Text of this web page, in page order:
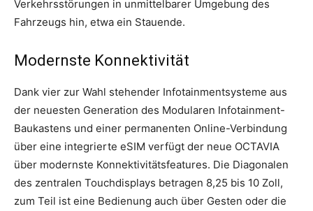
Verkehrsstörungen in unmittelbarer Umgebung des
Fahrzeugs hin, etwa ein Stauende.
Modernste Konnektivität
Dank vier zur Wahl stehender Infotainmentsysteme aus
der neuesten Generation des Modularen Infotainment-
Baukastens und einer permanenten Online-Verbindung
über eine integrierte eSIM verfügt der neue OCTAVIA
über modernste Konnektivitätsfeatures. Die Diagonalen
des zentralen Touchdisplays betragen 8,25 bis 10 Zoll,
zum Teil ist eine Bedienung auch über Gesten oder die